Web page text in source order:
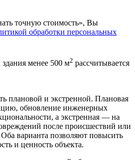
точную стоимость», Вы
обработки персональных
здания менее 500 м2 рассчитывается
плановой и экстренной. Плановая
обновление инженерных
а экстренная — на
после происшествий или
варианта позволяют повысить
и ценность объекта.